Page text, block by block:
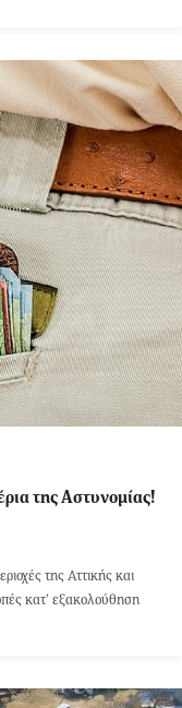
της Αστυνομίας!
της Αττικής και
κατ’ εξακολούθηση